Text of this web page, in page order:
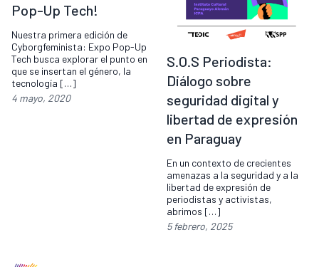
Pop-Up Tech!
Nuestra primera edición de
Cyborgfeminista: Expo Pop-Up
Tech busca explorar el punto en
que se insertan el género, la
tecnología […]
4 mayo, 2020
S.O.S Periodista:
Diálogo sobre
seguridad digital y
libertad de expresión
en Paraguay
En un contexto de crecientes
amenazas a la seguridad y a la
libertad de expresión de
periodistas y activistas,
abrimos […]
5 febrero, 2025